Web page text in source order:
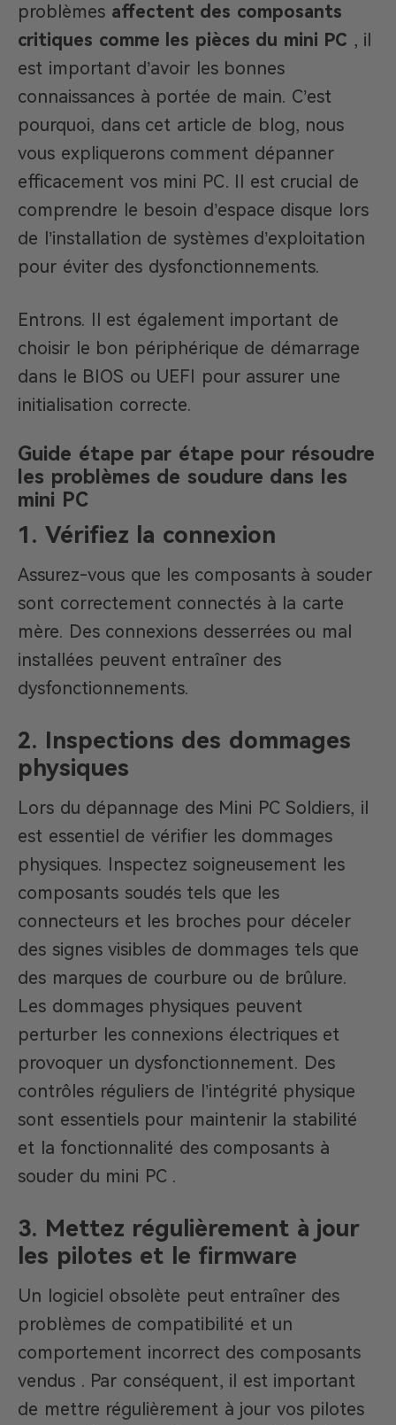
problèmes affectent des composants
critiques comme les pièces du mini PC , il
est important d’avoir les bonnes
connaissances à portée de main. C’est
pourquoi, dans cet article de blog, nous
vous expliquerons comment dépanner
efficacement vos mini PC. Il est crucial de
comprendre le besoin d’espace disque lors
de l’installation de systèmes d’exploitation
pour éviter des dysfonctionnements.
Entrons. Il est également important de
choisir le bon périphérique de démarrage
dans le BIOS ou UEFI pour assurer une
initialisation correcte.
Guide étape par étape pour résoudre
les problèmes de soudure dans les
mini PC
1. Vérifiez la connexion
Assurez-vous que les composants à souder
sont correctement connectés à la carte
mère. Des connexions desserrées ou mal
installées peuvent entraîner des
dysfonctionnements.
2. Inspections des dommages
physiques
Lors du dépannage des Mini PC Soldiers, il
est essentiel de vérifier les dommages
physiques. Inspectez soigneusement les
composants soudés tels que les
connecteurs et les broches pour déceler
des signes visibles de dommages tels que
des marques de courbure ou de brûlure.
Les dommages physiques peuvent
perturber les connexions électriques et
provoquer un dysfonctionnement. Des
contrôles réguliers de l’intégrité physique
sont essentiels pour maintenir la stabilité
et la fonctionnalité des composants à
souder du mini PC .
3. Mettez régulièrement à jour
les pilotes et le firmware
Un logiciel obsolète peut entraîner des
problèmes de compatibilité et un
comportement incorrect des composants
vendus . Par conséquent, il est important
de mettre régulièrement à jour vos pilotes